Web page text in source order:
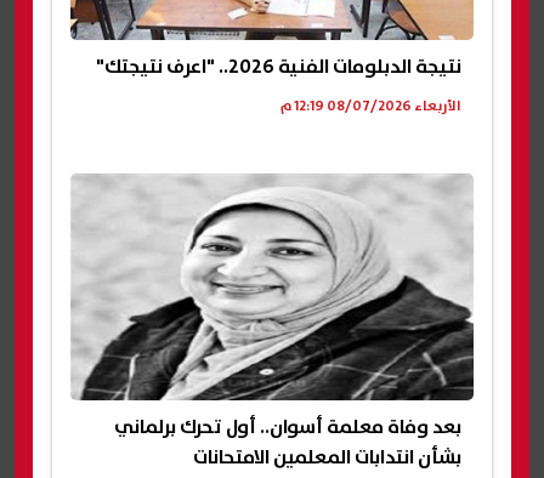
نتيجة الدبلومات الفنية 2026.. "اعرف نتيجتك"
الأربعاء 08/07/2026 12:19 م
بعد وفاة معلمة أسوان.. أول تحرك برلماني
بشأن انتدابات المعلمين الامتحانات